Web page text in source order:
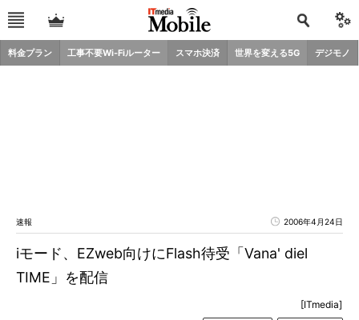
料金プラン 工事不要Wi-Fiルーター スマホ決済 世界を変える5G デジモノ
速報 2006年4月24日
iモード、EZweb向けにFlash待受「Vana' diel
TIME」を配信
[ITmedia]